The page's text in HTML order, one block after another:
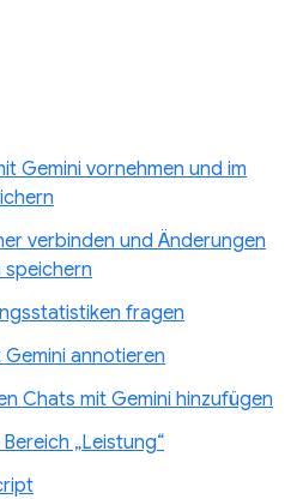
Gemini vornehmen und im
verbinden und Änderungen
speichern
fragen
annotieren
Chats mit Gemini hinzufügen
„Leistung“